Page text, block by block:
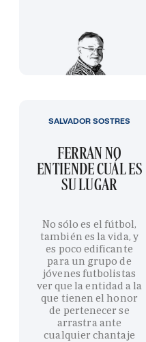
FERRAN NO
ENTIENDE CUÁL ES
SU LUGAR
No sólo es el fútbol,
también es la vida, y
es poco edificante
para un grupo de
jóvenes futbolistas
ver que la entidad a la
que tienen el honor
de pertenecer se
arrastra ante
cualquier chantaje
SALVADOR SOSTRES